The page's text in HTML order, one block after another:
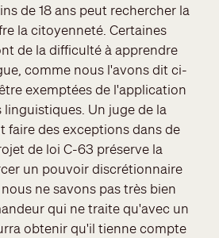
de 18 ans peut rechercher la
la citoyenneté. Certaines
de la difficulté à apprendre
comme nous l'avons dit ci-
exemptées de l'application
linguistiques. Un juge de la
faire des exceptions dans de
de loi C-63 préserve la
un pouvoir discrétionnaire
ne savons pas très bien
qui ne traite qu'avec un
obtenir qu'il tienne compte